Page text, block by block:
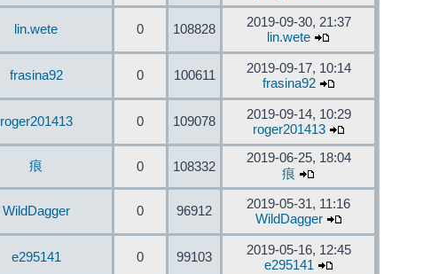
lin.wete 0 108828
2019-09-30, 21:37
lin.wete
frasina92 0 100611
2019-09-17, 10:14
frasina92
roger201413 0 109078
2019-09-14, 10:29
roger201413
痕 0 108332
2019-06-25, 18:04
痕
WildDagger 0 96912
2019-05-31, 11:16
WildDagger
e295141 0 99103
2019-05-16, 12:45
e295141